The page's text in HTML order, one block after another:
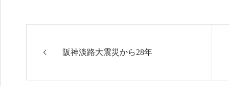
阪神淡路大震災から28年